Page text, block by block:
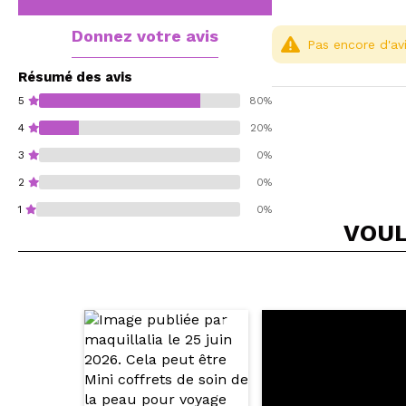
Donnez votre avis
Résumé des avis
5 80%
4 20%
3 0%
2 0%
1 0%
Pas encore